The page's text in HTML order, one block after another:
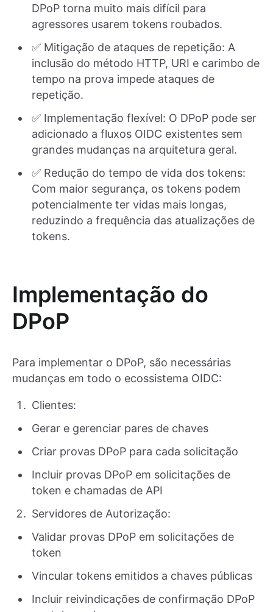
DPoP torna muito mais difícil para
agressores usarem tokens roubados.
✅ Mitigação de ataques de repetição: A
inclusão do método HTTP, URI e carimbo de
tempo na prova impede ataques de
repetição.
✅ Implementação flexível: O DPoP pode ser
adicionado a fluxos OIDC existentes sem
grandes mudanças na arquitetura geral.
✅ Redução do tempo de vida dos tokens:
Com maior segurança, os tokens podem
potencialmente ter vidas mais longas,
reduzindo a frequência das atualizações de
tokens.
Implementação do
DPoP
Para implementar o DPoP, são necessárias
mudanças em todo o ecossistema OIDC:
Clientes:
Gerar e gerenciar pares de chaves
Criar provas DPoP para cada solicitação
Incluir provas DPoP em solicitações de
token e chamadas de API
Servidores de Autorização:
Validar provas DPoP em solicitações de
token
Vincular tokens emitidos a chaves públicas
Incluir reivindicações de confirmação DPoP